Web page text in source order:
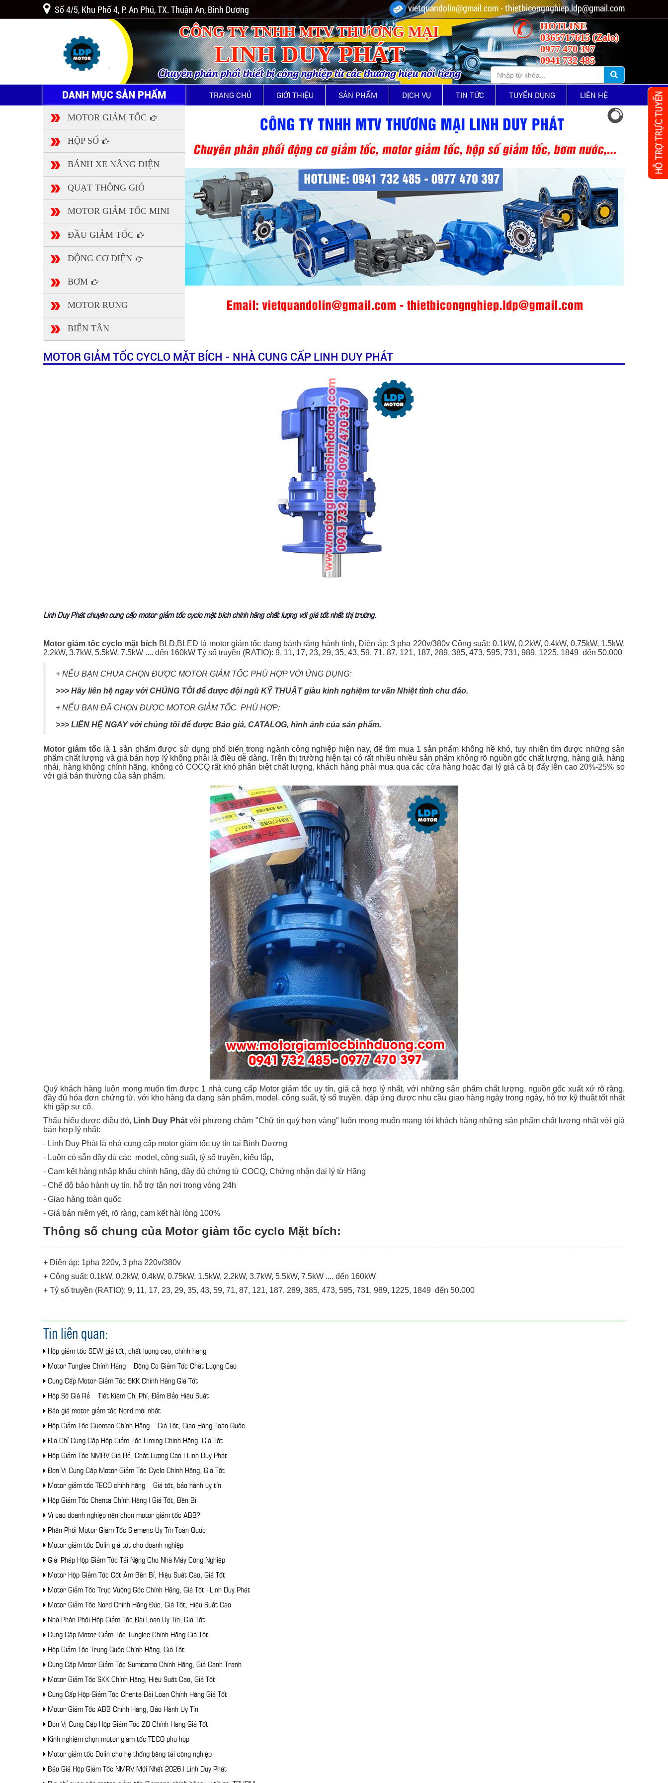
Số 4/5, Khu Phố 4, P. An Phú, TX. Thuận An, Bình Dương vietquandolin@gmail.com - thietbicongnghiep.ldp@gmail.com
CÔNG TY TNHH MTV THƯƠNG MẠI
LINH DUY PHÁT
Chuyên phân phối thiết bị công nghiệp từ các thương hiệu nổi tiếng
HOTLINE
0365717615 (Zalo)
0977 470 397
0941 732 485
DANH MỤC SẢN PHẨM TRANG CHỦ GIỚI THIỆU SẢN PHẨM DỊCH VỤ TIN TỨC TUYỂN DỤNG LIÊN HỆ
MOTOR GIẢM TỐC
HỘP SỐ
BÁNH XE NÂNG ĐIỆN
QUẠT THÔNG GIÓ
MOTOR GIẢM TỐC MINI
ĐẦU GIẢM TỐC
ĐỘNG CƠ ĐIỆN
BƠM
MOTOR RUNG
BIẾN TẦN
MOTOR GIẢM TỐC CYCLO MẶT BÍCH - NHÀ CUNG CẤP LINH DUY PHÁT
Linh Duy Phát chuyên cung cấp motor giảm tốc cyclo mặt bích chính hãng chất lượng với giá tốt nhất thị trường.
Motor giảm tốc cyclo mặt bích BLD,BLED là motor giảm tốc dạng bánh răng hành tinh, Điện áp: 3 pha 220v/380v Công suất: 0.1kW, 0.2kW, 0.4kW, 0.75kW, 1.5kW,
2.2kW, 3.7kW, 5.5kW, 7.5kW .... đến 160kW Tỷ số truyền (RATIO): 9, 11, 17, 23, 29, 35, 43, 59, 71, 87, 121, 187, 289, 385, 473, 595, 731, 989, 1225, 1849 đến 50.000
+ NẾU BẠN CHƯA CHỌN ĐƯỢC MOTOR GIẢM TỐC PHÙ HỢP VỚI ỨNG DỤNG:
>>> Hãy liên hệ ngay với CHÚNG TÔI để được đội ngũ KỸ THUẬT giàu kinh nghiệm tư vấn Nhiệt tình chu đáo.
+ NẾU BẠN ĐÃ CHỌN ĐƯỢC MOTOR GIẢM TỐC PHÙ HỢP:
>>> LIÊN HỆ NGAY với chúng tôi để được Báo giá, CATALOG, hình ảnh của sản phẩm.
Motor giảm tốclà 1 sản phẩm được sử dụng phổ biến trong ngành công nghiệp hiện nay, để tìm mua 1 sản phẩm không hề khó, tuy nhiên tìm được những sản
phẩm chất lượng và giá bán hợp lý không phải là điều dễ dàng. Trên thị trường hiện tại có rất nhiều nhiều sản phẩm không rõ nguồn gốc chất lượng, hàng giả, hàng
nhái, hàng không chính hãng, không có COCQ rất khó phân biệt chất lượng, khách hàng phải mua qua các cửa hàng hoặc đại lý giá cả bị đẩy lên cao 20%-25% so
với giá bán thường của sản phẩm.
Quý khách hàng luôn mong muốn tìm được 1 nhà cung cấp Motor giảm tốc uy tín, giá cả hợp lý nhất, với những sản phẩm chất lượng, nguồn gốc xuất xứ rõ ràng,
đầy đủ hóa đơn chứng từ, với kho hàng đa dạng sản phẩm, model, công suất, tỷ số truyền, đáp ứng được nhu cầu giao hàng ngày trong ngày, hỗ trợ kỹ thuật tốt nhất
khi gặp sự cố.
Thấu hiểu được điều đó, Linh Duy Phátvới phương châm "Chữ tín quý hơn vàng" luôn mong muốn mang tới khách hàng những sản phẩm chất lượng nhất với giá
bán hợp lý nhất:
- Linh Duy Phát là nhà cung cấp motor giảm tốc uy tín tại Bình Dương
- Luôn có sẵn đầy đủ các model, công suất, tỷ số truyền, kiểu lắp,
- Cam kết hàng nhập khẩu chính hãng, đầy đủ chứng từ COCQ, Chứng nhận đại lý từ Hãng
- Chế độ bảo hành uy tín, hỗ trợ tận nơi trong vòng 24h
- Giao hàng toàn quốc
- Giá bán niêm yết, rõ ràng, cam kết hài lòng 100%
Thông số chung của Motor giảm tốc cyclo Mặt bích:
+ Điện áp: 1pha 220v, 3 pha 220v/380v
+ Công suất: 0.1kW, 0.2kW, 0.4kW, 0.75kW, 1.5kW, 2.2kW, 3.7kW, 5.5kW, 7.5kW .... đến 160kW
+ Tỷ số truyền (RATIO): 9, 11, 17, 23, 29, 35, 43, 59, 71, 87, 121, 187, 289, 385, 473, 595, 731, 989, 1225, 1849 đến 50.000
Tin liên quan:
Hộp giảm tốc SEW giá tốt, chất lượng cao, chính hãng
Motor Tunglee Chính Hãng – Động Cơ Giảm Tốc Chất Lượng Cao
Cung Cấp Motor Giảm Tốc SKK Chính Hãng Giá Tốt
Hộp Số Giá Rẻ – Tiết Kiệm Chi Phí, Đảm Bảo Hiệu Suất
Báo giá motor giảm tốc Nord mới nhất
Hộp Giảm Tốc Guomao Chính Hãng – Giá Tốt, Giao Hàng Toàn Quốc
Địa Chỉ Cung Cấp Hộp Giảm Tốc Liming Chính Hãng, Giá Tốt
Hộp Giảm Tốc NMRV Giá Rẻ, Chất Lượng Cao | Linh Duy Phát
Đơn Vị Cung Cấp Motor Giảm Tốc Cyclo Chính Hãng, Giá Tốt
Motor giảm tốc TECO chính hãng – Giá tốt, bảo hành uy tín
Hộp Giảm Tốc Chenta Chính Hãng | Giá Tốt, Bền Bỉ
Vì sao doanh nghiệp nên chọn motor giảm tốc ABB?
Phân Phối Motor Giảm Tốc Siemens Uy Tín Toàn Quốc
Motor giảm tốc Dolin giá tốt cho doanh nghiệp
Giải Pháp Hộp Giảm Tốc Tải Nặng Cho Nhà Máy Công Nghiệp
Motor Hộp Giảm Tốc Cốt Âm Bền Bỉ, Hiệu Suất Cao, Giá Tốt
Motor Giảm Tốc Trục Vuông Góc Chính Hãng, Giá Tốt | Linh Duy Phát
Motor Giảm Tốc Nord Chính Hãng Đức, Giá Tốt, Hiệu Suất Cao
Nhà Phân Phối Hộp Giảm Tốc Đài Loan Uy Tín, Giá Tốt
Cung Cấp Motor Giảm Tốc Tunglee Chính Hãng Giá Tốt
Hộp Giảm Tốc Trung Quốc Chính Hãng, Giá Tốt
Cung Cấp Motor Giảm Tốc Sumitomo Chính Hãng, Giá Cạnh Tranh
Motor Giảm Tốc SKK Chính Hãng, Hiệu Suất Cao, Giá Tốt
Cung Cấp Hộp Giảm Tốc Chenta Đài Loan Chính Hãng Giá Tốt
Motor Giảm Tốc ABB Chính Hãng, Bảo Hành Uy Tín
Đơn Vị Cung Cấp Hộp Giảm Tốc ZQ Chính Hãng Giá Tốt
Kinh nghiệm chọn motor giảm tốc TECO phù hợp
Motor giảm tốc Dolin cho hệ thống băng tải công nghiệp
Báo Giá Hộp Giảm Tốc NMRV Mới Nhất 2026 | Linh Duy Phát